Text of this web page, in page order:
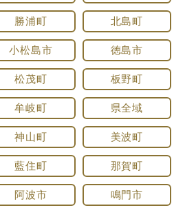
勝浦町 北島町
小松島市 徳島市
松茂町 板野町
牟岐町 県全域
神山町 美波町
藍住町 那賀町
阿波市 鳴門市